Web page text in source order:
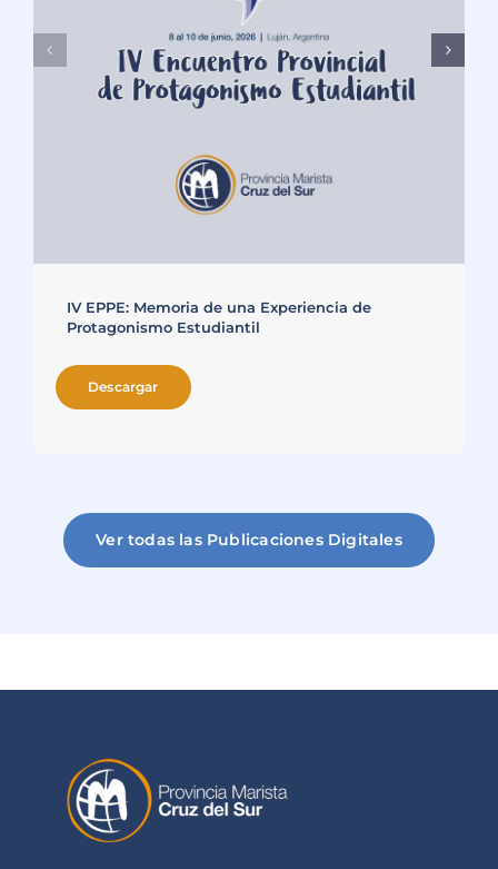
IV EPPE: Memoria de una Experiencia de
Protagonismo Estudiantil
Descargar
Ver todas las Publicaciones Digitales